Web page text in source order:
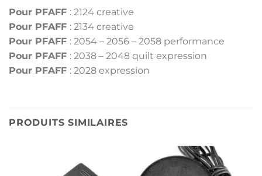
Pour PFAFF : 2124 creative
Pour PFAFF : 2134 creative
Pour PFAFF : 2054 – 2056 – 2058 performance
Pour PFAFF : 2038 – 2048 quilt expression
Pour PFAFF : 2028 expression
PRODUITS SIMILAIRES